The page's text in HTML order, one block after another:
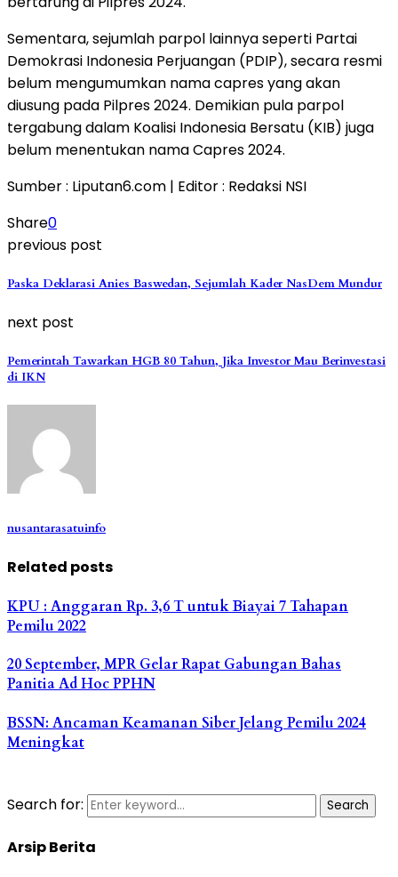
Sementara, sejumlah parpol lainnya seperti Partai
Demokrasi Indonesia Perjuangan (PDIP), secara resmi
belum mengumumkan nama capres yang akan
diusung pada Pilpres 2024. Demikian pula parpol
tergabung dalam Koalisi Indonesia Bersatu (KIB) juga
belum menentukan nama Capres 2024.
Sumber : Liputan6.com | Editor : Redaksi NSI
Share0
previous post
Paska Deklarasi Anies Baswedan, Sejumlah Kader NasDem Mundur
next post
Pemerintah Tawarkan HGB 80 Tahun, Jika Investor Mau Berinvestasi
di IKN
nusantarasatuinfo
Related posts
KPU : Anggaran Rp. 3,6 T untuk Biayai 7 Tahapan
Pemilu 2022
20 September, MPR Gelar Rapat Gabungan Bahas
Panitia Ad Hoc PPHN
BSSN: Ancaman Keamanan Siber Jelang Pemilu 2024
Meningkat
Search for: Search
Arsip Berita